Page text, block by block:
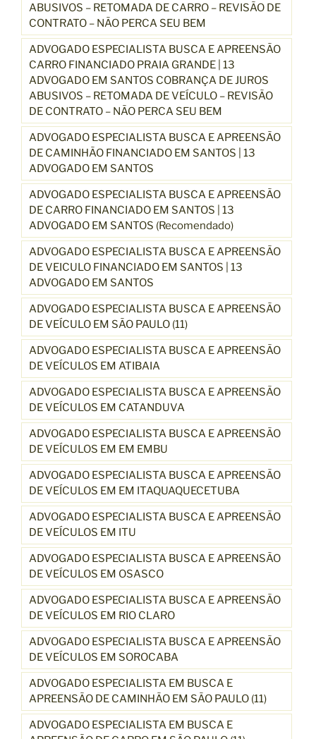
ABUSIVOS – RETOMADA DE CARRO – REVISÃO DE
CONTRATO – NÃO PERCA SEU BEM
ADVOGADO ESPECIALISTA BUSCA E APREENSÃO
CARRO FINANCIADO PRAIA GRANDE | 13
ADVOGADO EM SANTOS COBRANÇA DE JUROS
ABUSIVOS – RETOMADA DE VEÍCULO – REVISÃO
DE CONTRATO – NÃO PERCA SEU BEM
ADVOGADO ESPECIALISTA BUSCA E APREENSÃO
DE CAMINHÃO FINANCIADO EM SANTOS | 13
ADVOGADO EM SANTOS
ADVOGADO ESPECIALISTA BUSCA E APREENSÃO
DE CARRO FINANCIADO EM SANTOS | 13
ADVOGADO EM SANTOS (Recomendado)
ADVOGADO ESPECIALISTA BUSCA E APREENSÃO
DE VEICULO FINANCIADO EM SANTOS | 13
ADVOGADO EM SANTOS
ADVOGADO ESPECIALISTA BUSCA E APREENSÃO
DE VEÍCULO EM SÃO PAULO (11)
ADVOGADO ESPECIALISTA BUSCA E APREENSÃO
DE VEÍCULOS EM ATIBAIA
ADVOGADO ESPECIALISTA BUSCA E APREENSÃO
DE VEÍCULOS EM CATANDUVA
ADVOGADO ESPECIALISTA BUSCA E APREENSÃO
DE VEÍCULOS EM EM EMBU
ADVOGADO ESPECIALISTA BUSCA E APREENSÃO
DE VEÍCULOS EM EM ITAQUAQUECETUBA
ADVOGADO ESPECIALISTA BUSCA E APREENSÃO
DE VEÍCULOS EM ITU
ADVOGADO ESPECIALISTA BUSCA E APREENSÃO
DE VEÍCULOS EM OSASCO
ADVOGADO ESPECIALISTA BUSCA E APREENSÃO
DE VEÍCULOS EM RIO CLARO
ADVOGADO ESPECIALISTA BUSCA E APREENSÃO
DE VEÍCULOS EM SOROCABA
ADVOGADO ESPECIALISTA EM BUSCA E
APREENSÃO DE CAMINHÃO EM SÃO PAULO (11)
ADVOGADO ESPECIALISTA EM BUSCA E